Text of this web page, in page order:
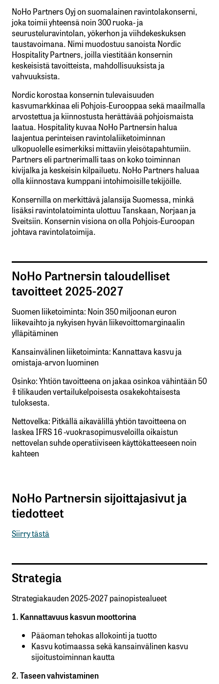
NoHo Partners Oyj on suomalainen ravintolakonserni,
joka toimii yhteensä noin 300 ruoka- ja
seurusteluravintolan, yökerhon ja viihdekeskuksen
taustavoimana. Nimi muodostuu sanoista Nordic
Hospitality Partners, joilla viestitään konsernin
keskeisistä tavoitteista, mahdollisuuksista ja
vahvuuksista.
Nordic korostaa konsernin tulevaisuuden
kasvumarkkinaa eli Pohjois-Eurooppaa sekä maailmalla
arvostettua ja kiinnostusta herättävää pohjoismaista
laatua. Hospitality kuvaa NoHo Partnersin halua
laajentua perinteisen ravintolaliiketoiminnan
ulkopuolelle esimerkiksi mittaviin yleisötapahtumiin.
Partners eli partnerimalli taas on koko toiminnan
kivijalka ja keskeisin kilpailuetu. NoHo Partners haluaa
olla kiinnostava kumppani intohimoisille tekijöille.
Konsernilla on merkittävä jalansija Suomessa, minkä
lisäksi ravintolatoiminta ulottuu Tanskaan, Norjaan ja
Sveitsiin. Konsernin visiona on olla Pohjois-Euroopan
johtava ravintolatoimija.
NoHo Partnersin taloudelliset
tavoitteet 2025-2027
Suomen liiketoiminta: Noin 350 miljoonan euron
liikevaihto ja nykyisen hyvän liikevoittomarginaalin
ylläpitäminen
Kansainvälinen liiketoiminta: Kannattava kasvu ja
omistaja-arvon luominen
Osinko: Yhtiön tavoitteena on jakaa osinkoa vähintään 50
% tilikauden vertailukelpoisesta osakekohtaisesta
tuloksesta.
Nettovelka: Pitkällä aikavälillä yhtiön tavoitteena on
laskea IFRS 16 -vuokrasopimusveloilla oikaistun
nettovelan suhde operatiiviseen käyttökatteeseen noin
kahteen
NoHo Partnersin sijoittajasivut ja
tiedotteet
Siirry tästä
Strategia
Strategiakauden 2025-2027 painopistealueet
1. Kannattavuus kasvun moottorina
Pääoman tehokas allokointi ja tuotto
Kasvu kotimaassa sekä kansainvälinen kasvu
sijoitustoiminnan kautta
2. Taseen vahvistaminen